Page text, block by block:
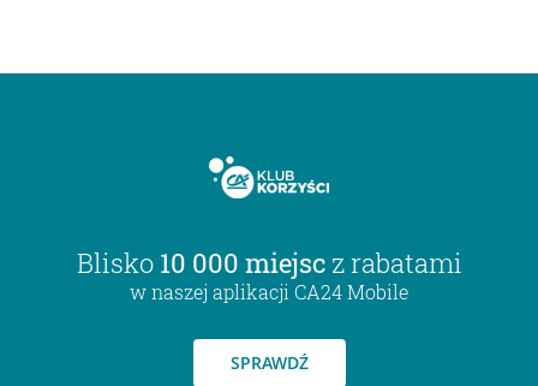
Blisko 10 000 miejsc z rabatami
w naszej aplikacji CA24 Mobile
SPRAWDŹ